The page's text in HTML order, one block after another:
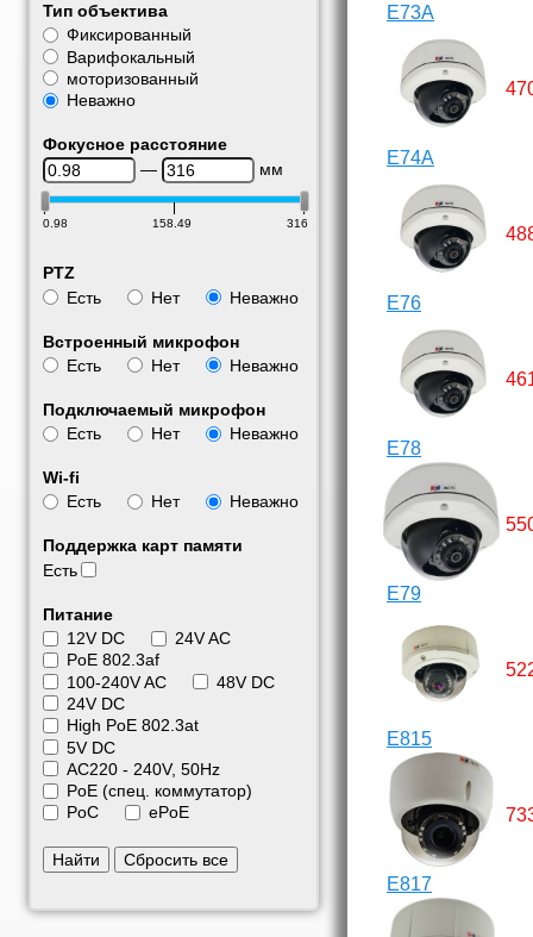
Тип объектива
Фиксированный
Варифокальный
моторизованный
Неважно
Фокусное расстояние
—
мм
0.98 158.49 316
PTZ
Есть
Нет Неважно
Встроенный микрофон
Есть
Нет Неважно
Подключаемый микрофон
Есть
Нет Неважно
Wi-fi
Есть
Нет Неважно
Поддержка карт памяти
Есть
Питание
12V DC
24V AC
PoE 802.3af
100-240V AC
48V DC
24V DC
High PoE 802.3at
5V DC
АС220 - 240V, 50Hz
PoE (спец. коммутатор)
PoC
ePoE
Найти Сбросить все
E73A
E74A
E76
E78
E79
E815
E817